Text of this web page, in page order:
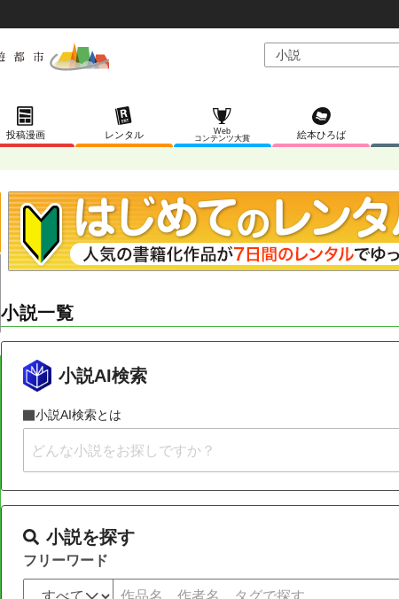
投稿漫画 レンタル
Web
コンテンツ大賞
絵本ひろば
小説一覧
小説AI検索
小説AI検索とは
小説を探す
フリーワード